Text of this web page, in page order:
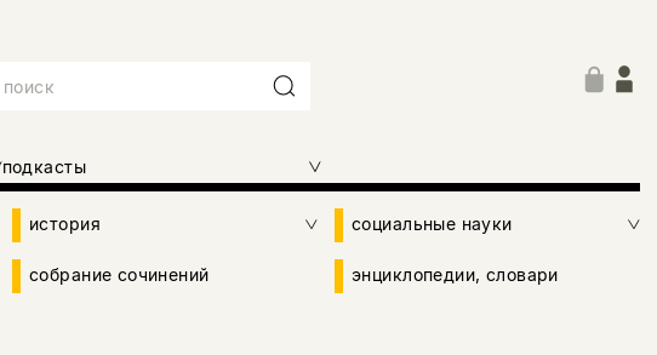
подкасты
история социальные науки
собрание сочинений энциклопедии, словари